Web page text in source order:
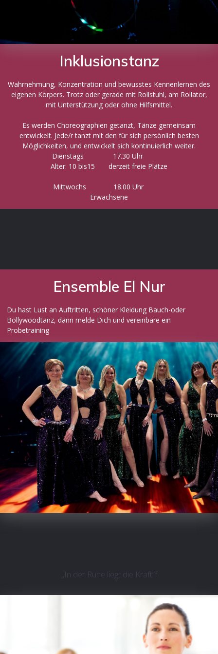
Inklusionstanz
Wahrnehmung, Konzentration und bewusstes Kennenlernen des
eigenen Körpers. Trotz oder gerade mit Rollstuhl, am Rollator,
mit Unterstützung oder ohne Hilfsmittel.
Es werden Choreographien getanzt, Tänze gemeinsam
entwickelt. Jede/r tanzt mit den für sich persönlich besten
Möglichkeiten, und entwickelt sich kontinuierlich weiter.
Dienstags 17.30 Uhr
Alter: 10 bis15 derzeit freie Plätze
Mittwochs 18.00 Uhr
Erwachsene
Ensemble El Nur
Du hast Lust an Auftritten, schöner Kleidung Bauch-oder
Bollywoodtanz, dann melde Dich und vereinbare ein
Probetraining
„In der Ruhe liegt die Kraft“f